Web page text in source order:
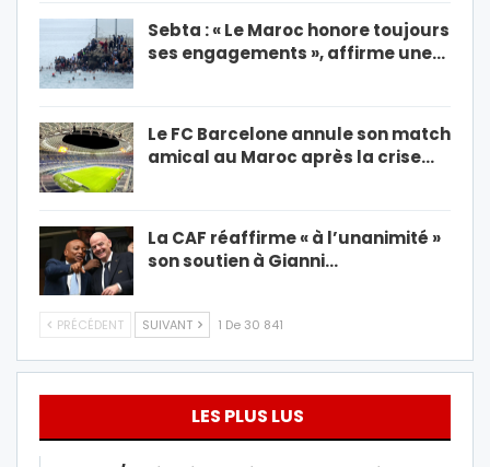
Sebta : « Le Maroc honore toujours
ses engagements », affirme une…
Le FC Barcelone annule son match
amical au Maroc après la crise…
La CAF réaffirme « à l’unanimité »
son soutien à Gianni…
PRÉCÉDENT SUIVANT 1 De 30 841
LES PLUS LUS